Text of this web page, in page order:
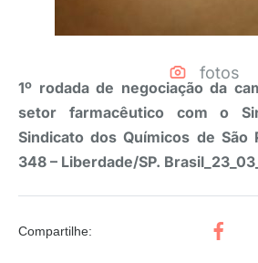
fotos
1º rodada de negociação da
setor farmacêutico com o
Sindicato dos Químicos de São
348 – Liberdade/SP.
Compartilhe: